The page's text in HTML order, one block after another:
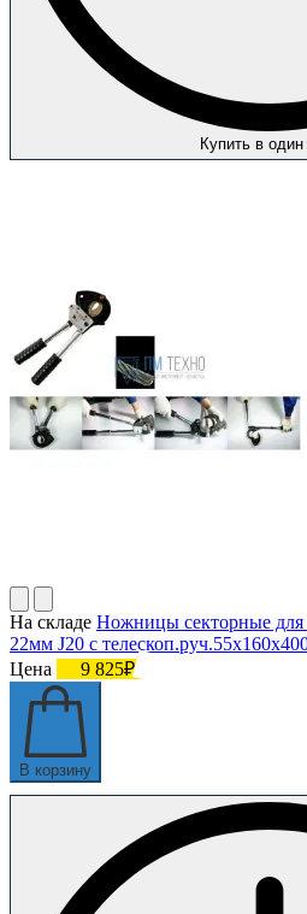
Купить в один
На складе Ножницы секторные для
22мм J20 с
Цена
9 825₽
В корзину